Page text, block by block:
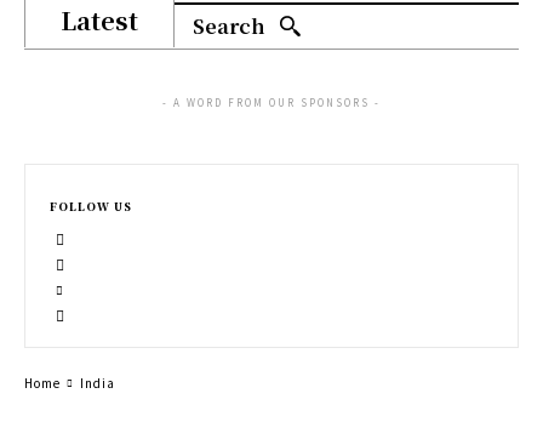
Latest Search
- A WORD FROM OUR SPONSORS -
FOLLOW US
Home India